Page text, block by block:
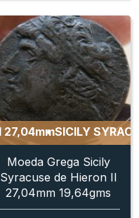
SICILY SYRACUSE -
Moeda Grega Sicily
Syracuse de Hieron II
27,04mm 19,64gms